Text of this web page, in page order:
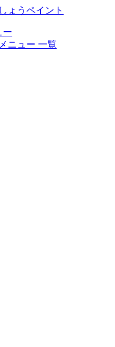
ー
ニュー 一覧